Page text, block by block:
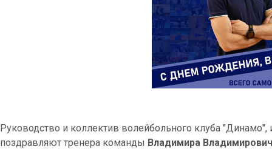
Руководство и коллектив волейбольного клуба
поздравляют тренера команды Владимира